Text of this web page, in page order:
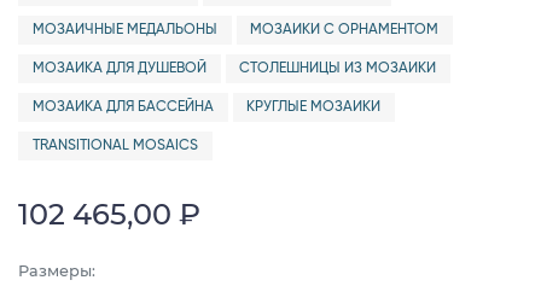
МОЗАИЧНЫЕ МЕДАЛЬОНЫ МОЗАИКИ С ОРНАМЕНТОМ
МОЗАИКА ДЛЯ ДУШЕВОЙ СТОЛЕШНИЦЫ ИЗ МОЗАИКИ
МОЗАИКА ДЛЯ БАССЕЙНА КРУГЛЫЕ МОЗАИКИ
TRANSITIONAL MOSAICS
102 465,00 ₽
Размеры: